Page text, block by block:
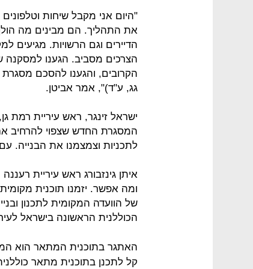
"היום אני מקבל שיחות
את התהליך. הם מבינים מה
הדיירים וגם הרשויות. מגיעים
הצרכים מסביב. הגענו למסקנה
הקרובים, והגענו להסכם
גג, ע"ד)", אמר אביטן.
ישראל זינגר, ראש עיריית רמת
המסגרת החדש שצפוי להרחיב
לתכניות וצמצמנו את הבנייה.
איתן גינזבורג ראש עיריית
של הוועדה המקומית לתכנון
הכוללנית הראשונה בישראל
האתגר בתוכנית המתאר הוא
קל לתכנן בתוכנית מתאר